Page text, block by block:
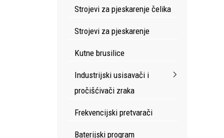
Strojevi za pjeskarenje čelika
Strojevi za pjeskarenje
Kutne brusilice
Industrijski usisavači i
pročišćivači zraka
Frekvencijski pretvarači
Baterijski program